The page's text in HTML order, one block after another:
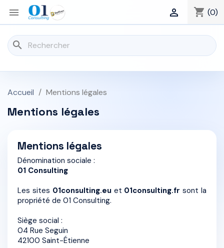
 shopping_cart (0)

search
Accueil Mentions légales
Mentions légales
Mentions légales
Dénomination sociale :
01 Consulting
Les sites 01consulting.eu et 01consulting.fr sont la
propriété de 01 Consulting.
Siège social :
04 Rue Seguin
42100 Saint-Étienne